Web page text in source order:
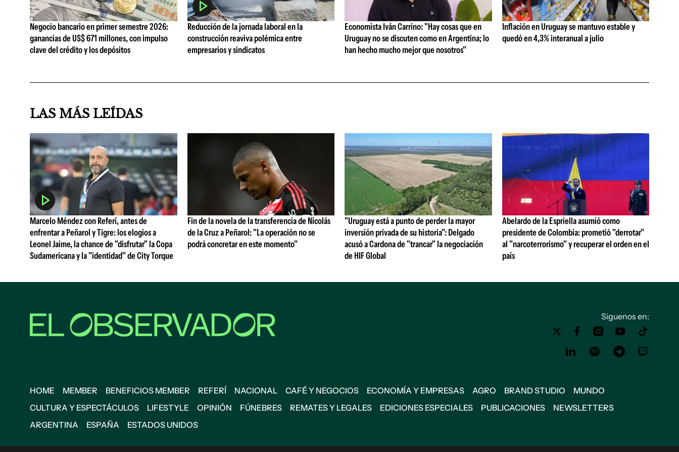
Negocio bancario en primer semestre 2026:
ganancias de US$ 671 millones, con impulso
clave del crédito y los depósitos
Reducción de la jornada laboral en la
construcción reaviva polémica entre
empresarios y sindicatos
Economista Iván Carrino: "Hay cosas que en
Uruguay no se discuten como en Argentina; lo
han hecho mucho mejor que nosotros"
Inflación en Uruguay se mantuvo estable y
quedó en 4,3% interanual a julio
LAS MÁS LEÍDAS
Marcelo Méndez con Referí, antes de
enfrentar a Peñarol y Tigre: los elogios a
Leonel Jaime, la chance de "disfrutar" la Copa
Sudamericana y la "identidad" de City Torque
Fin de la novela de la transferencia de Nicolás
de la Cruz a Peñarol: "La operación no se
podrá concretar en este momento"
"Uruguay está a punto de perder la mayor
inversión privada de su historia": Delgado
acusó a Cardona de "trancar" la negociación
de HIF Global
Abelardo de la Espriella asumió como
presidente de Colombia: prometió "derrotar"
al "narcoterrorismo" y recuperar el orden en el
país
Siguenos en:
HOME MEMBER BENEFICIOS MEMBER REFERÍ NACIONAL CAFÉ Y NEGOCIOS ECONOMÍA Y EMPRESAS AGRO BRAND STUDIO
MUNDO
CULTURA Y ESPECTÁCULOS
LIFESTYLE OPINIÓN FÚNEBRES REMATES Y LEGALES EDICIONES ESPECIALES PUBLICACIONES
NEWSLETTERS
ARGENTINA
ESPAÑA ESTADOS UNIDOS